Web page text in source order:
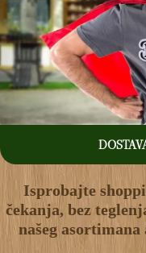
Isprobajte
čekanja, bez
našeg